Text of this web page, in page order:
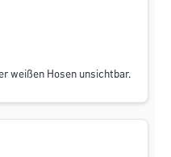
weißen Hosen unsichtbar.
4 von 5 Sternen